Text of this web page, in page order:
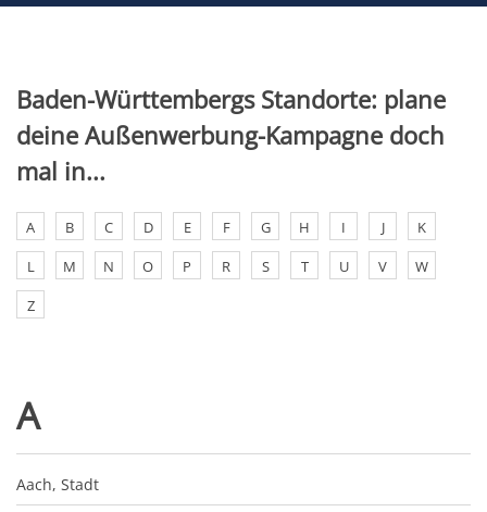
Baden-Württembergs Standorte: plane
deine Außenwerbung-Kampagne doch
mal in...
A B C D E F G H I J K
L M N O P R S T U V W
Z
A
Aach, Stadt